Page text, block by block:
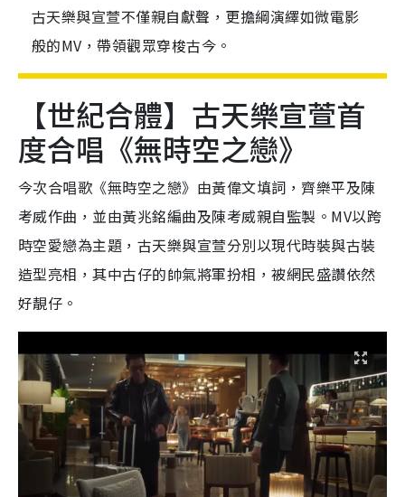
古天樂與宣萱不僅親自獻聲，更擔綱演繹如微電影
般的MV，帶領觀眾穿梭古今。
【世紀合體】古天樂宣萱首
度合唱《無時空之戀》
今次合唱歌《無時空之戀》由黃偉文填詞，齊樂平及陳
考威作曲，並由黃兆銘編曲及陳考威親自監製。MV以跨
時空愛戀為主題，古天樂與宣萱分別以現代時裝與古裝
造型亮相，其中古仔的帥氣將軍扮相，被網民盛讚依然
好靚仔。